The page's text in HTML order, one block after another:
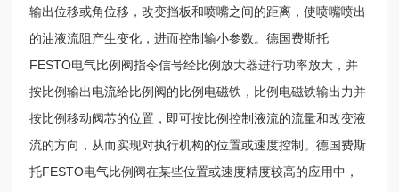
输出位移或角位移，改变挡板和喷嘴之间的距离，使喷嘴喷出
的油液流阻产生变化，进而控制输小参数。德国费斯托
FESTO电气比例阀指令信号经比例放大器进行功率放大，并
按比例输出电流给比例阀的比例电磁铁，比例电磁铁输出力并
按比例移动阀芯的位置，即可按比例控制液流的流量和改变液
流的方向，从而实现对执行机构的位置或速度控制。德国费斯
托FESTO电气比例阀在某些位置或速度精度较高的应用中，